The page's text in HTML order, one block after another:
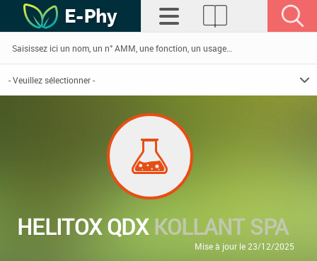
HELITOX QDXKOLLANT SPA
Mise à jour le 23/12/2025